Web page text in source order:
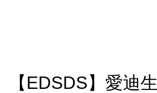
【EDSDS】愛迪